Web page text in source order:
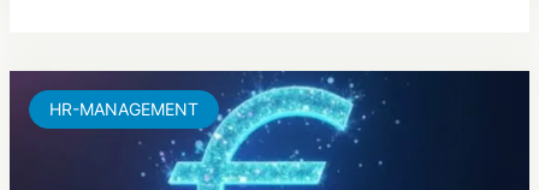
HR-MANAGEMENT